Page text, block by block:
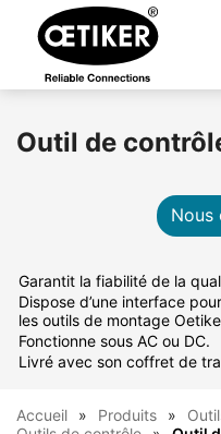
Outil de
Nous
Garantit la fiabilité de la
Dispose d’une interface
les outils de montage
Fonctionne sous AC ou DC.
Livré avec son coffret de
Accueil Produits